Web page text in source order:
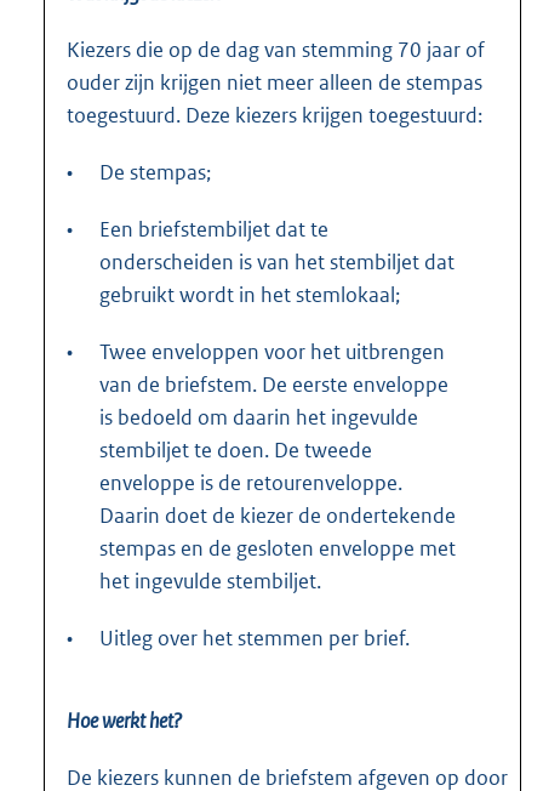
Kiezers die op de dag van stemming 70 jaar of
ouder zijn krijgen niet meer alleen de stempas
toegestuurd. Deze kiezers krijgen toegestuurd:
• De stempas;
•
Een briefstembiljet dat te
onderscheiden is van het stembiljet dat
gebruikt wordt in het stemlokaal;
•
Twee enveloppen voor het uitbrengen
van de briefstem. De eerste enveloppe
is bedoeld om daarin het ingevulde
stembiljet te doen. De tweede
enveloppe is de retourenveloppe.
Daarin doet de kiezer de ondertekende
stempas en de gesloten enveloppe met
het ingevulde stembiljet.
• Uitleg over het stemmen per brief.
Hoe werkt het?
De kiezers kunnen de briefstem afgeven op door